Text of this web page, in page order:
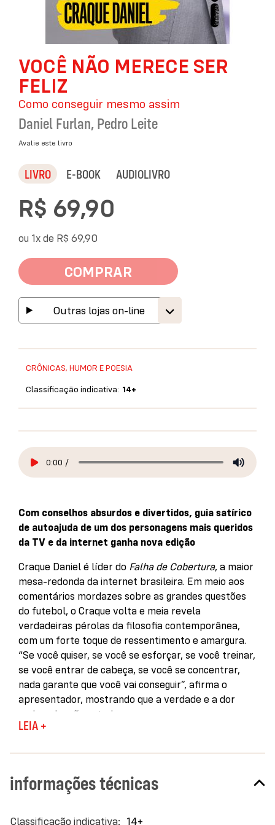
Galeria
VOCÊ NÃO MERECE SER
FELIZ
Como conseguir mesmo assim
Daniel Furlan, Pedro Leite
Avalie este livro
LIVRO E-BOOK AUDIOLIVRO
COMPRAR
R$ 69,90
ou 1x de R$ 69,90
Outras lojas on-line
CRÔNICAS, HUMOR E POESIA
Classificação indicativa: 14+
0:00 /
Com conselhos absurdos e divertidos, guia satírico
de autoajuda de um dos personagens mais queridos
da TV e da internet ganha nova edição
Craque Daniel é líder do Falha de Cobertura, a maior
mesa-redonda da internet brasileira. Em meio aos
comentários mordazes sobre as grandes questões
do futebol, o Craque volta e meia revela
verdadeiras pérolas da filosofia contemporânea,
com um forte toque de ressentimento e amargura.
“Se você quiser, se você se esforçar, se você treinar,
se você entrar de cabeça, se você se concentrar,
nada garante que você vai conseguir”, afirma o
apresentador, mostrando que a verdade e a dor
andam de mãos atadas.
brasileiros, resolveu escreverVocê não merece ser
rápido até a felicidade por meio de seus dois maiores
pilares, o comodismo e o individualismo. Isso sem
LEIA +
informações técnicas
Mais
14+